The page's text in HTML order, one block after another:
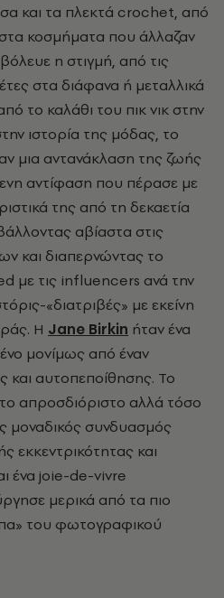
και τα πλεκτά crochet, από
κοσμήματα που άλλαζαν
η στιγμή, από τις
στα διάφανα ή μεταλλικά
το καλάθι του πικ νικ στην
ιστορία της μόδας, το
μια αντανάκλαση της ζωής
αντίφαση που πέρασε με
της από τη δεκαετία
αβίαστα στις
και διαπερνώντας το
με τις influencers ανά την
«διατριβές» με εκείνη
Η Jane Birkin ήταν ένα
μονίμως από έναν
και αυτοπεποίθησης. Το
απροσδιόριστο αλλά τόσο
μοναδικός συνδυασμός
εκκεντρικότητας και
ένα joie-de-vivre
μερικά από τα πιο
του φωτογραφικού